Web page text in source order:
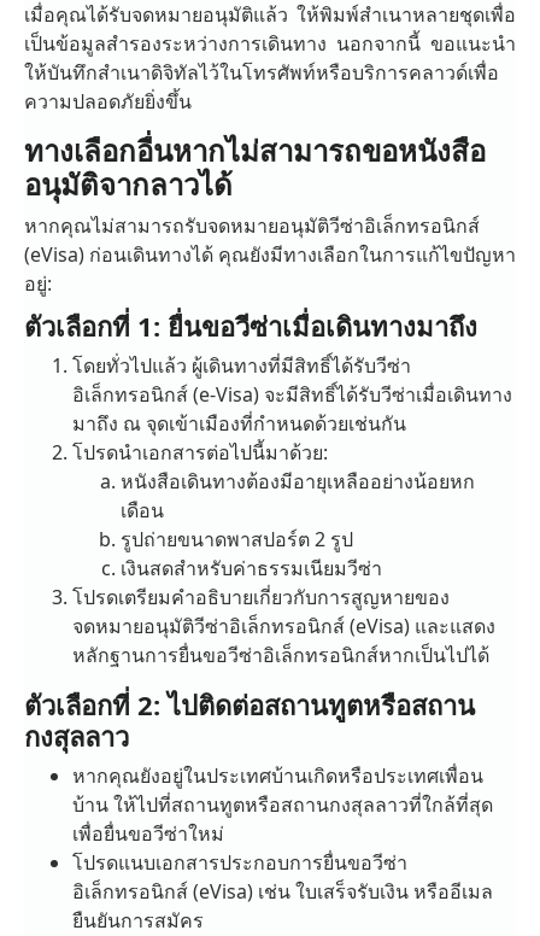
เมื่อคุณได้รับจดหมายอนุมัติแล้ว ให้พิมพ์สำเนาหลายชุดเพื่อ
เป็นข้อมูลสำรองระหว่างการเดินทาง นอกจากนี้ ขอแนะนำ
ให้บันทึกสำเนาดิจิทัลไว้ในโทรศัพท์หรือบริการคลาวด์เพื่อ
ความปลอดภัยยิ่งขึ้น
ทางเลือกอื่นหากไม่สามารถขอหนังสือ
อนุมัติจากลาวได้
หากคุณไม่สามารถรับจดหมายอนุมัติวีซ่าอิเล็กทรอนิกส์
(eVisa) ก่อนเดินทางได้ คุณยังมีทางเลือกในการแก้ไขปัญหา
อยู่:
ตัวเลือกที่ 1: ยื่นขอวีซ่าเมื่อเดินทางมาถึง
โดยทั่วไปแล้ว ผู้เดินทางที่มีสิทธิ์ได้รับวีซ่า
อิเล็กทรอนิกส์ (e-Visa) จะมีสิทธิ์ได้รับวีซ่าเมื่อเดินทาง
มาถึง ณ จุดเข้าเมืองที่กำหนดด้วยเช่นกัน
โปรดนำเอกสารต่อไปนี้มาด้วย:
หนังสือเดินทางต้องมีอายุเหลืออย่างน้อยหก
เดือน
รูปถ่ายขนาดพาสปอร์ต 2 รูป
เงินสดสำหรับค่าธรรมเนียมวีซ่า
โปรดเตรียมคำอธิบายเกี่ยวกับการสูญหายของ
จดหมายอนุมัติวีซ่าอิเล็กทรอนิกส์ (eVisa) และแสดง
หลักฐานการยื่นขอวีซ่าอิเล็กทรอนิกส์หากเป็นไปได้
ตัวเลือกที่ 2: ไปติดต่อสถานทูตหรือสถาน
กงสุลลาว
หากคุณยังอยู่ในประเทศบ้านเกิดหรือประเทศเพื่อน
บ้าน ให้ไปที่สถานทูตหรือสถานกงสุลลาวที่ใกล้ที่สุด
เพื่อยื่นขอวีซ่าใหม่
โปรดแนบเอกสารประกอบการยื่นขอวีซ่า
อิเล็กทรอนิกส์ (eVisa) เช่น ใบเสร็จรับเงิน หรืออีเมล
ยืนยันการสมัคร